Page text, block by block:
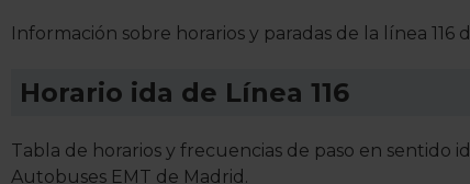
Información sobre horarios y paradas de la línea
Horario ida de Línea 116
Tabla de horarios y frecuencias de paso en sentido
Autobuses EMT de Madrid.